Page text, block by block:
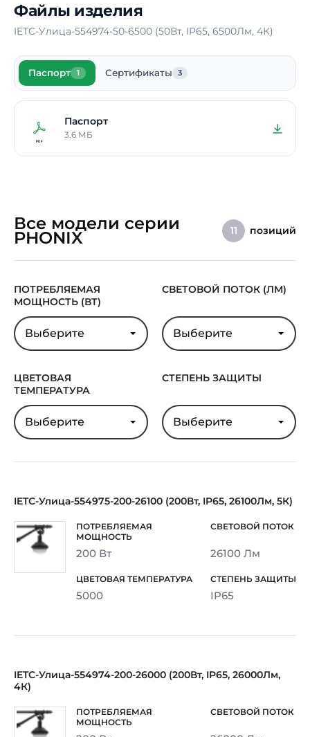
Высота
Срок службы
10 лет
Гарантия
Примечание
индивидуальному
Файлы изделия
IETC-Улица-554974-50-6500 (50Вт, IP65, 6500Лм, 4К)
Паспорт 1 Сертификаты 3
Паспорт
3.6 МБ
Все модели серии
PHONIX 11 позиций
ПОТРЕБЛЯЕМАЯ
МОЩНОСТЬ (ВТ)
Выберите
СВЕТОВОЙ ПОТОК (ЛМ)
Выберите
ЦВЕТОВАЯ
ТЕМПЕРАТУРА
Выберите
СТЕПЕНЬ ЗАЩИТЫ
Выберите
IETC-Улица-554975-200-26100 (200Вт, IP65, 26100Лм, 5К)
200 Вт 26100 Лм
5000 IP65
IETC-Улица-554974-200-26000 (200Вт, IP65, 26000Лм,
4К)